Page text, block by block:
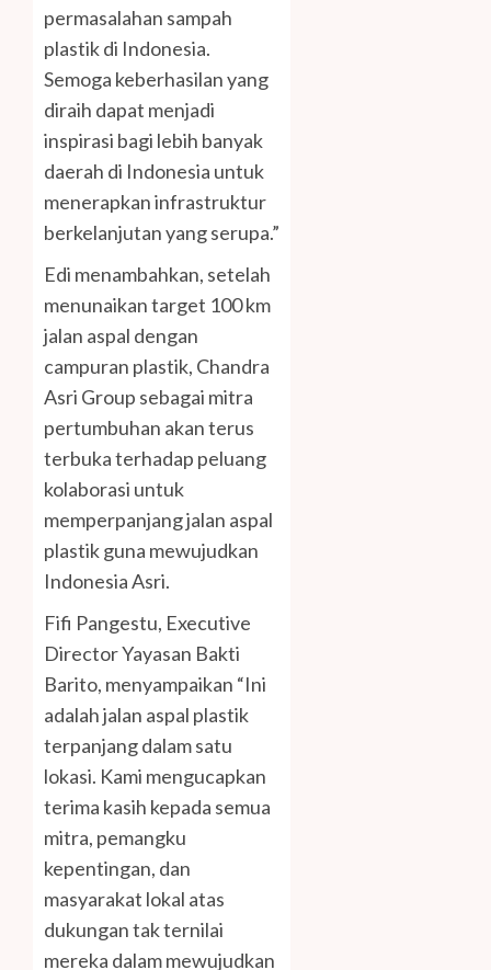
permasalahan sampah
plastik di Indonesia.
Semoga keberhasilan yang
diraih dapat menjadi
inspirasi bagi lebih banyak
daerah di Indonesia untuk
menerapkan infrastruktur
berkelanjutan yang serupa.”
Edi menambahkan, setelah
menunaikan target 100 km
jalan aspal dengan
campuran plastik, Chandra
Asri Group sebagai mitra
pertumbuhan akan terus
terbuka terhadap peluang
kolaborasi untuk
memperpanjang jalan aspal
plastik guna mewujudkan
Indonesia Asri.
Fifi Pangestu, Executive
Director Yayasan Bakti
Barito, menyampaikan “Ini
adalah jalan aspal plastik
terpanjang dalam satu
lokasi. Kami mengucapkan
terima kasih kepada semua
mitra, pemangku
kepentingan, dan
masyarakat lokal atas
dukungan tak ternilai
mereka dalam mewujudkan